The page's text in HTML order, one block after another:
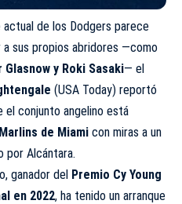
actual de los Dodgers parece
sus propios abridores —como
y Roki Sasaki— el
(USA Today) reportó
el conjunto angelino está
Marlins de Miami con miras a un
por Alcántara.
ganador del Premio Cy Young
en 2022, ha tenido un arranque